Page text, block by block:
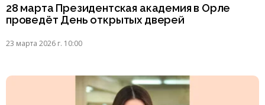
28 марта Президентская академия в Орле
проведёт День открытых дверей
23 марта 2026 г. 10:00